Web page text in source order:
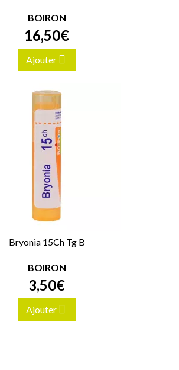
BOIRON
16,50€
Ajouter
Bryonia 15Ch Tg B
BOIRON
3,50€
Ajouter